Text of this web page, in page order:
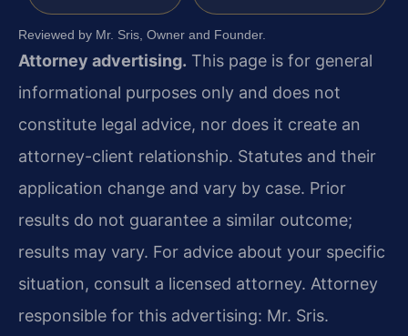
Reviewed by Mr. Sris, Owner and Founder.
Attorney advertising. This page is for general
informational purposes only and does not
constitute legal advice, nor does it create an
attorney-client relationship. Statutes and their
application change and vary by case. Prior
results do not guarantee a similar outcome;
results may vary. For advice about your specific
situation, consult a licensed attorney. Attorney
responsible for this advertising: Mr. Sris.